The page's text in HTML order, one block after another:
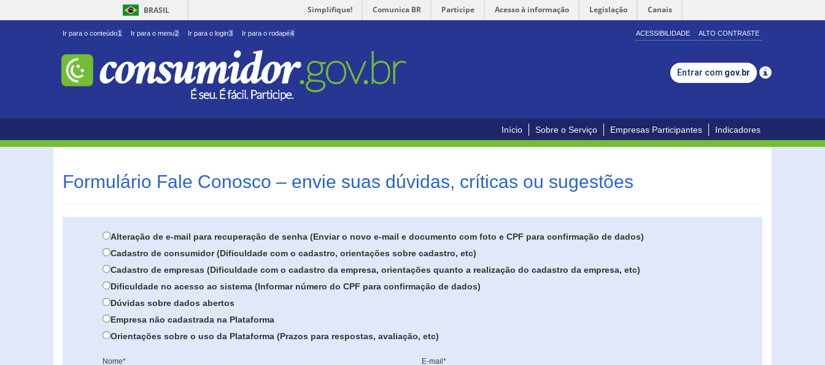
BRASIL Simplifique! Comunica BR Participe Acesso à informação Legislação Canais
Ir para o conteúdo1 Ir para o menu2 Ir para o login3 Ir para o rodapé4 ACESSIBILIDADE ALTO CONTRASTE
Entrar com gov.br
Início Sobre o Serviço Empresas Participantes Indicadores
Formulário Fale Conosco – envie suas dúvidas, críticas ou sugestões
Alteração de e-mail para recuperação de senha (Enviar o novo e-mail e documento com foto e CPF para confirmação de dados)
Cadastro de consumidor (Dificuldade com o cadastro, orientações sobre cadastro, etc)
Cadastro de empresas (Dificuldade com o cadastro da empresa, orientações quanto a realização do cadastro da empresa, etc)
Dificuldade no acesso ao sistema (Informar número do CPF para confirmação de dados)
Dúvidas sobre dados abertos
Empresa não cadastrada na Plataforma
Orientações sobre o uso da Plataforma (Prazos para respostas, avaliação, etc)
Nome* E-mail*